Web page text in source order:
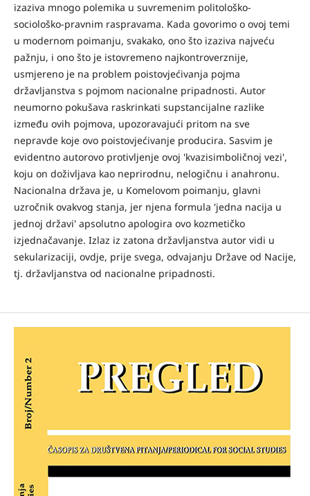
izaziva mnogo polemika u suvremenim politološko-
sociološko-pravnim raspravama. Kada govorimo o ovoj temi
u modernom poimanju, svakako, ono što izaziva najveću
pažnju, i ono što je istovremeno najkontroverznije,
usmjereno je na problem poistovjećivanja pojma
državljanstva s pojmom nacionalne pripadnosti. Autor
neumorno pokušava raskrinkati supstancijalne razlike
između ovih pojmova, upozoravajući pritom na sve
nepravde koje ovo poistovjećivanje producira. Sasvim je
evidentno autorovo protivljenje ovoj 'kvazisimboličnoj vezi',
koju on doživljava kao neprirodnu, nelogičnu i anahronu.
Nacionalna država je, u Komelovom poimanju, glavni
uzročnik ovakvog stanja, jer njena formula 'jedna nacija u
jednoj državi' apsolutno apologira ovo kozmetičko
izjednačavanje. Izlaz iz zatona državljanstva autor vidi u
sekularizaciji, ovdje, prije svega, odvajanju Države od Nacije,
tj. državljanstva od nacionalne pripadnosti.